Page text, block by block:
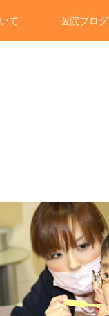
て 医院ブログ